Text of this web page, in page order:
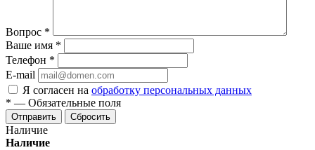
Вопрос *
Ваше имя *
Телефон *
E-mail
Я согласен на обработку персональных данных
* — Обязательные поля
Отправить Сбросить
Наличие
Наличие